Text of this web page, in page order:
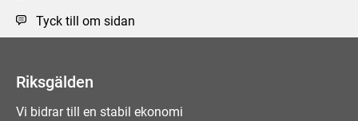
Tyck till om sidan
Riksgälden
Vi bidrar till en stabil ekonomi